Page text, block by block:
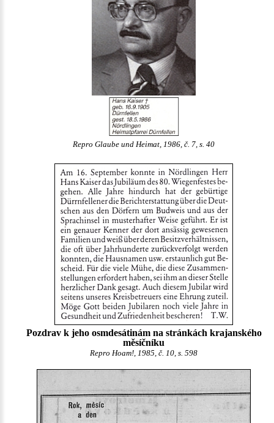
Repro Glaube und Heimat, 1986, č. 7, s. 40
Pozdrav k jeho osmdesátinám na stránkách krajanského
měsíčníku
Repro Hoam!, 1985, č. 10, s. 598